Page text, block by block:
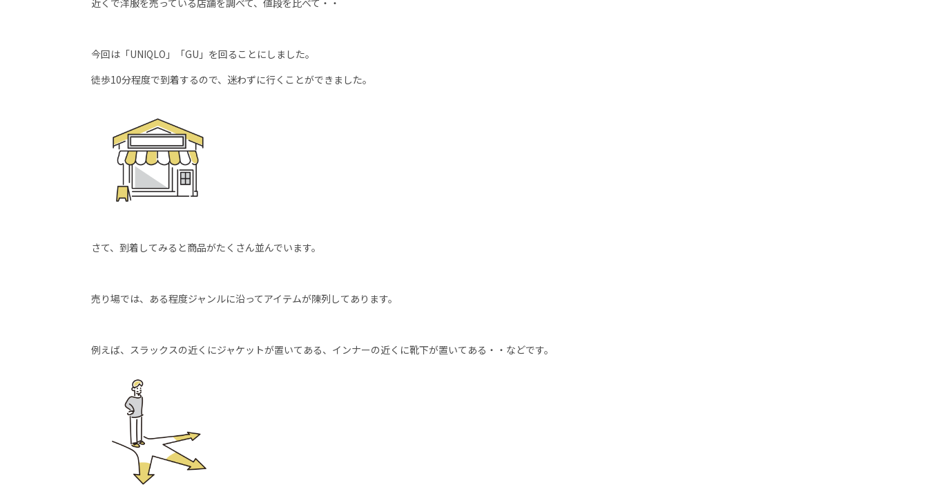
近くで洋服を売っている店舗を調べて、値段を比べて・・
今回は「UNIQLO 」「GU 」を回ることにしました。
徒歩10分程度で到着するので、迷わずに行くことができました。
さて、到着してみると商品がたくさん並んでいます。
売り場では、ある程度ジャンルに沿ってアイテムが陳列してあります。
例えば、スラックスの近くにジャケットが置いてある、インナーの近くに靴下が置いてある・・などです。